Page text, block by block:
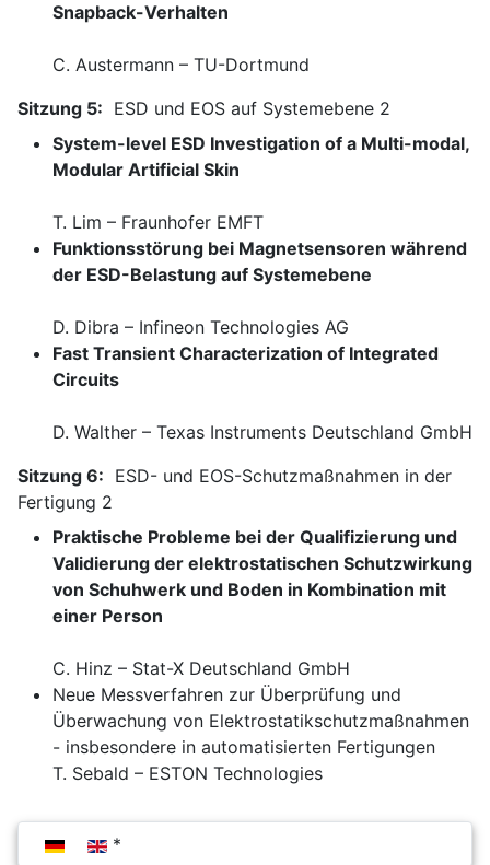
Select your language
Snapback-Verhalten
C. Austermann – TU-Dortmund
Sitzung 5: ESD und EOS auf Systemebene 2
System-level ESD Investigation of a Multi-modal,
Modular Artificial Skin
T. Lim – Fraunhofer EMFT
Funktionsstörung bei Magnetsensoren während
der ESD-Belastung auf Systemebene
D. Dibra – Infineon Technologies AG
Fast Transient Characterization of Integrated
Circuits
D. Walther – Texas Instruments Deutschland GmbH
Sitzung 6: ESD- und EOS-Schutzmaßnahmen in der
Fertigung 2
Praktische Probleme bei der Qualifizierung und
Validierung der elektrostatischen Schutzwirkung
von Schuhwerk und Boden in Kombination mit
einer Person
C. Hinz – Stat-X Deutschland GmbH
Neue Messverfahren zur Überprüfung und
Überwachung von Elektrostatikschutzmaßnahmen
- insbesondere in automatisierten Fertigungen
T. Sebald – ESTON Technologies